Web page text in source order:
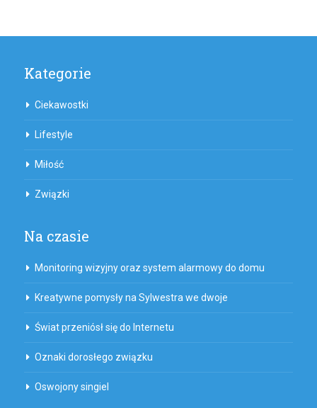
Kategorie
Ciekawostki
Lifestyle
Miłość
Związki
Na czasie
Monitoring wizyjny oraz system alarmowy do domu
Kreatywne pomysły na Sylwestra we dwoje
Świat przeniósł się do Internetu
Oznaki dorosłego związku
Oswojony singiel